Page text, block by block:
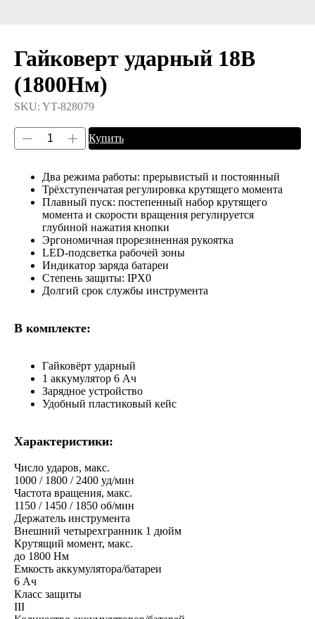
Гайковерт ударный 18В
(1800Нм)
SKU: YT-828079
Купить
Два режима работы: прерывистый и постоянный
Трёхступенчатая регулировка крутящего момента
Плавный пуск: постепенный набор крутящего
момента и скорости вращения регулируется
глубиной нажатия кнопки
Эргономичная прорезиненная рукоятка
LED-подсветка рабочей зоны
Индикатор заряда батареи
Степень защиты: IPX0
Долгий срок службы инструмента
В комплекте:
Гайковёрт ударный
1 аккумулятор 6 Ач
Зарядное устройство
Удобный пластиковый кейс
Характеристики:
Число ударов, макс.
1000 / 1800 / 2400 уд/мин
Частота вращения, макс.
1150 / 1450 / 1850 об/мин
Держатель инструмента
Внешний четырехгранник 1 дюйм
Крутящий момент, макс.
до 1800 Нм
Емкость аккумулятора/батареи
6 Ач
Класс защиты
III